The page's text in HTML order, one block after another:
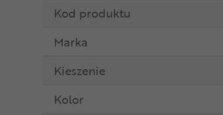
Kod produktu
Marka
Kieszenie
Kolor